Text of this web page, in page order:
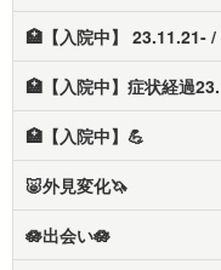
🏥【入院中】 23.11.21-
🏥【入院中】症状経過
🏥【入院中】💪
🐷外見変化🦄
🪷出会い🪷